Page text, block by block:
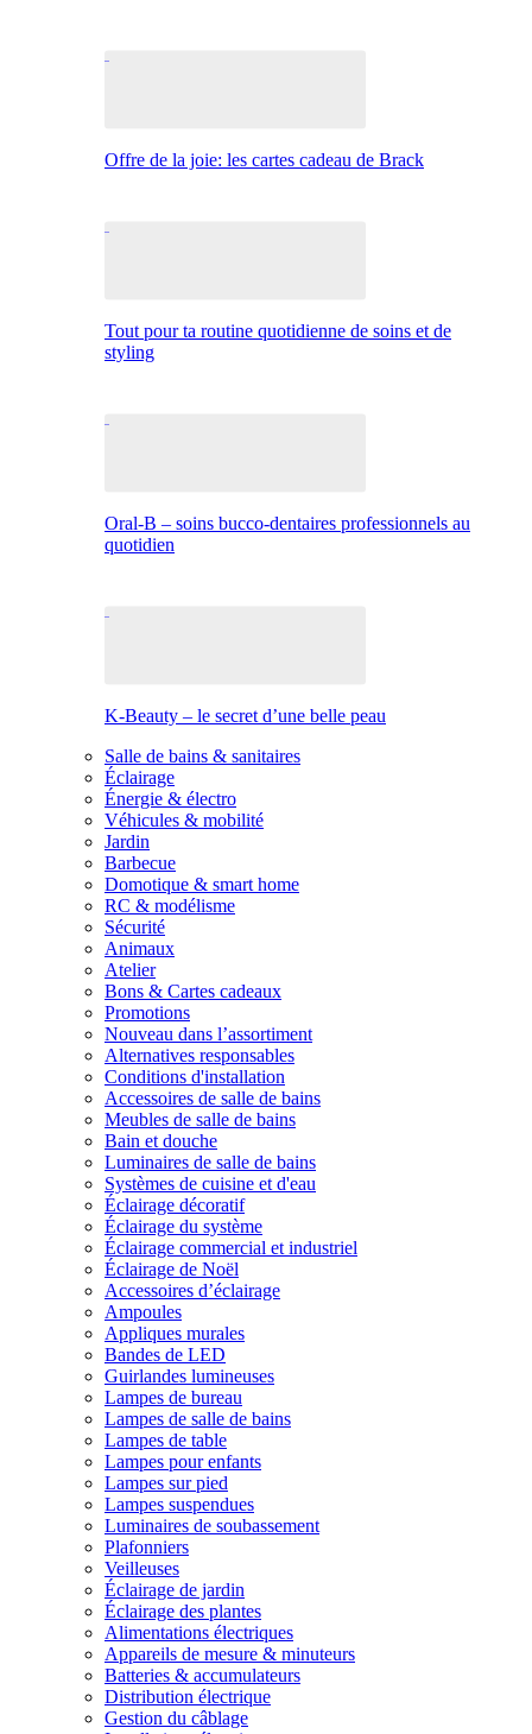
Offre de la joie: les cartes cadeau de Brack
Tout pour ta routine quotidienne de soins et de
styling
Oral-B – soins bucco-dentaires professionnels au
quotidien
K-Beauty – le secret d’une belle peau
Salle de bains & sanitaires
Éclairage
Énergie & électro
Véhicules & mobilité
Jardin
Barbecue
Domotique & smart home
RC & modélisme
Sécurité
Animaux
Atelier
Bons & Cartes cadeaux
Promotions
Nouveau dans l’assortiment
Alternatives responsables
Conditions d'installation
Accessoires de salle de bains
Meubles de salle de bains
Bain et douche
Luminaires de salle de bains
Systèmes de cuisine et d'eau
Éclairage décoratif
Éclairage du système
Éclairage commercial et industriel
Éclairage de Noël
Accessoires d’éclairage
Ampoules
Appliques murales
Bandes de LED
Guirlandes lumineuses
Lampes de bureau
Lampes de salle de bains
Lampes de table
Lampes pour enfants
Lampes sur pied
Lampes suspendues
Luminaires de soubassement
Plafonniers
Veilleuses
Éclairage de jardin
Éclairage des plantes
Alimentations électriques
Appareils de mesure & minuteurs
Batteries & accumulateurs
Distribution électrique
Gestion du câblage